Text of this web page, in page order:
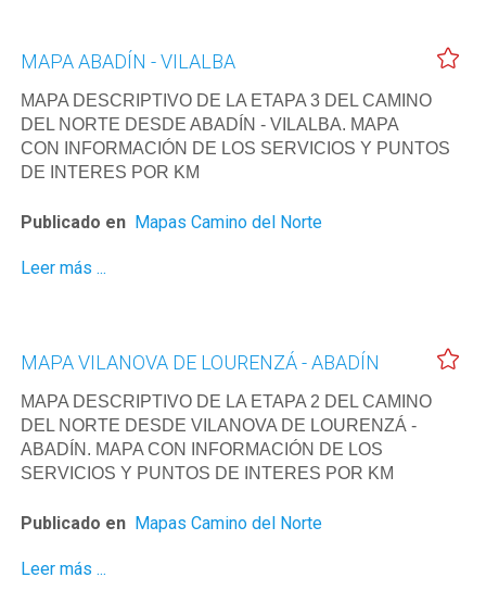
MAPA ABADÍN - VILALBA
MAPA DESCRIPTIVO DE LA ETAPA 3 DEL CAMINO
DEL NORTE DESDE ABADÍN - VILALBA. MAPA
CON INFORMACIÓN DE LOS SERVICIOS Y PUNTOS
DE INTERES POR KM
Publicado en Mapas Camino del Norte
Leer más ...
MAPA VILANOVA DE LOURENZÁ - ABADÍN
MAPA DESCRIPTIVO DE LA ETAPA 2 DEL CAMINO
DEL NORTE DESDE VILANOVA DE LOURENZÁ -
ABADÍN. MAPA CON INFORMACIÓN DE LOS
SERVICIOS Y PUNTOS DE INTERES POR KM
Publicado en Mapas Camino del Norte
Leer más ...